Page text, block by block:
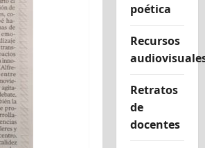
poética
Recursos
Retratos
de
docentes